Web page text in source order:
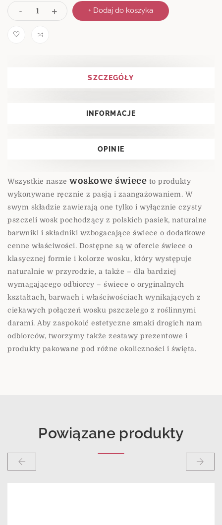
I
l
- + + Dodaj do koszyka
SZCZEGÓŁY
INFORMACJE
OPINIE
Wszystkie nasze woskowe świece to produkty
wykonywane ręcznie z pasją i zaangażowaniem. W
swym składzie zawierają one tylko i wyłącznie czysty
pszczeli wosk pochodzący z polskich pasiek, naturalne
barwniki i składniki wzbogacające świece o dodatkowe
cenne właściwości. Dostępne są w ofercie świece o
klasycznej formie i kolorze wosku, który występuje
naturalnie w przyrodzie, a także – dla bardziej
wymagającego odbiorcy – świece o oryginalnych
kształtach, barwach i właściwościach wynikających z
ciekawych połączeń wosku pszczelego z roślinnymi
darami. Aby zaspokoić estetyczne smaki drogich nam
odbiorców, tworzymy także zestawy prezentowe i
produkty pakowane pod różne okoliczności i święta.
Powiązane produkty